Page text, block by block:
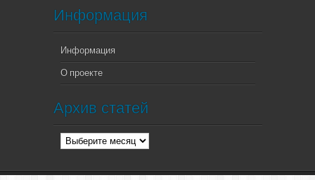
Информация
Информация
О проекте
Архив статей
Архив
статей